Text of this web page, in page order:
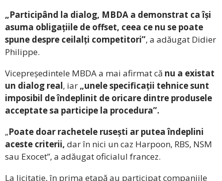
„Participând la dialog, MBDA a demonstrat ca își
asuma obligațiile de offset, ceea ce nu se poate
spune despre ceilalți competitori”, a adăugat Didier
Philippe.
Vicepreședintele MBDA a mai afirmat că nu a existat
un dialog real, iar „unele specificații tehnice sunt
imposibil de îndeplinit de oricare dintre produsele
acceptate sa participe la procedura”.
„Poate doar rachetele rusești ar putea îndeplini
aceste criterii, dar în nici un caz Harpoon, RBS, NSM
sau Exocet”, a adăugat oficialul francez.
La licitație, în prima etapă au participat companiile